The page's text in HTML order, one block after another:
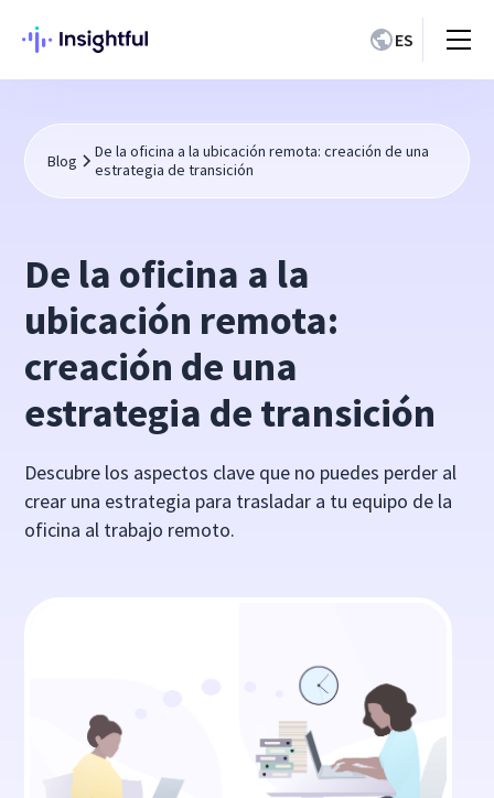
ES
Blog
De la oficina a la ubicación remota: creación de una
estrategia de transición
De la oficina a la
ubicación remota:
creación de una
estrategia de transición
Descubre los aspectos clave que no puedes perder al
crear una estrategia para trasladar a tu equipo de la
oficina al trabajo remoto.